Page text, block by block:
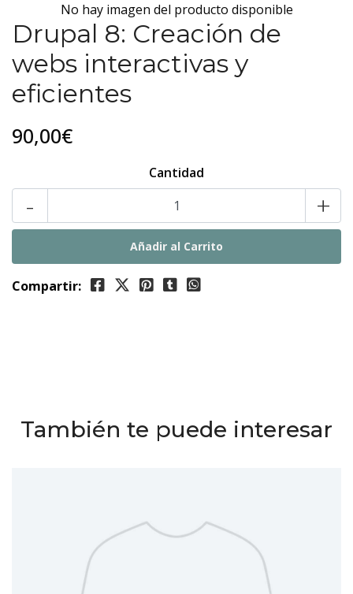
No hay imagen del producto disponible
Drupal 8: Creación de
webs interactivas y
eficientes
90,00€
Cantidad
- +
Compartir:
También te puede interesar